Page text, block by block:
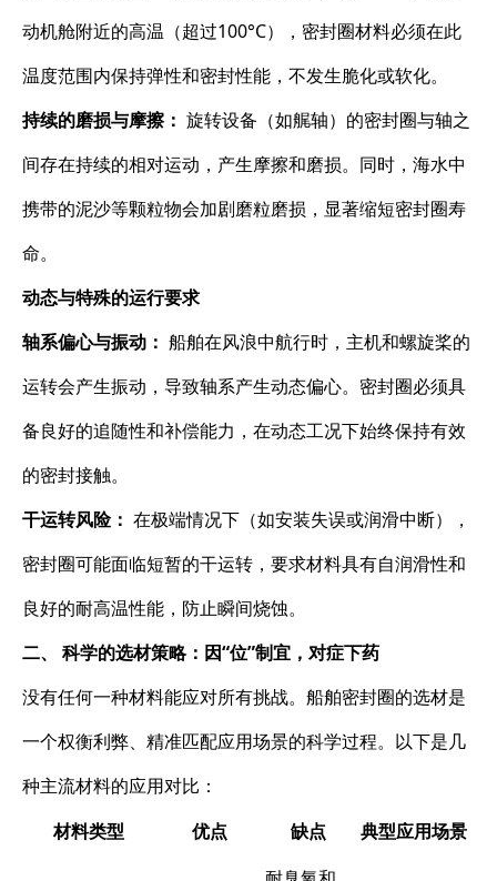
动机舱附近的高温（超过100°C），密封圈材料必须在此
温度范围内保持弹性和密封性能，不发生脆化或软化。
持续的磨损与摩擦：​ ​ 旋转设备（如艉轴）的密封圈与轴之
间存在持续的相对运动，产生摩擦和磨损。同时，海水中
携带的泥沙等颗粒物会加剧磨粒磨损，显著缩短密封圈寿
命。
动态与特殊的运行要求
轴系偏心与振动：​ ​ 船舶在风浪中航行时，主机和螺旋桨的
运转会产生振动，导致轴系产生动态偏心。密封圈必须具
备良好的追随性和补偿能力，在动态工况下始终保持有效
的密封接触。
干运转风险：​ ​ 在极端情况下（如安装失误或润滑中断），
密封圈可能面临短暂的干运转，要求材料具有自润滑性和
良好的耐高温性能，防止瞬间烧蚀。
二、 科学的选材策略：因“位”制宜，对症下药
没有任何一种材料能应对所有挑战。船舶密封圈的选材是
一个权衡利弊、精准匹配应用场景的科学过程。以下是几
种主流材料的应用对比：
材料类型
优点 缺点
典型应用场景